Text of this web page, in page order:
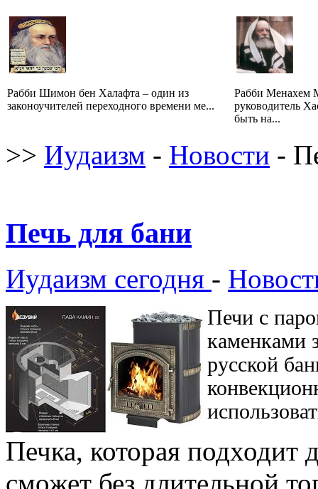
Рабби Шимон бен Халафта – один из
законоучителей переходного времени ме...
Рабби Менахем
руководитель
быть на...
>> Иудаизм - Новости -
Печь для бани
Иудаизм сегодня -
Печи с
каменками
русской
Печка, которая подходит